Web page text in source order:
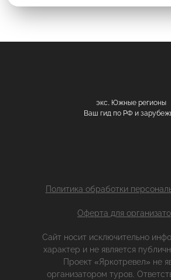
экс. Южные регионы
Ваш гид по РФ и
Политика обработки
Оферта для
Сайт носит исключительно
характер и не является
Проект «Яркотревел» не
организатором туров.